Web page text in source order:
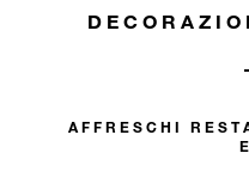
AFFRESCHI